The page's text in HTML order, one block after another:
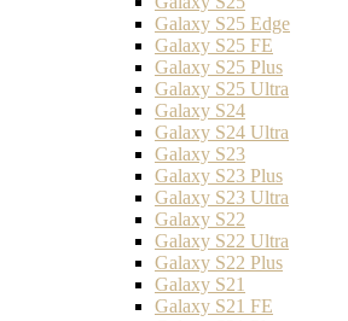
Galaxy S25 Edge
Galaxy S25 FE
Galaxy S25 Plus
Galaxy S25 Ultra
Galaxy S24
Galaxy S24 Ultra
Galaxy S23
Galaxy S23 Plus
Galaxy S23 Ultra
Galaxy S22
Galaxy S22 Ultra
Galaxy S22 Plus
Galaxy S21
Galaxy S21 FE